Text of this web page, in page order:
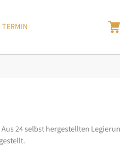
for "Juwelier"
TERMIN
24 selbst hergestellten